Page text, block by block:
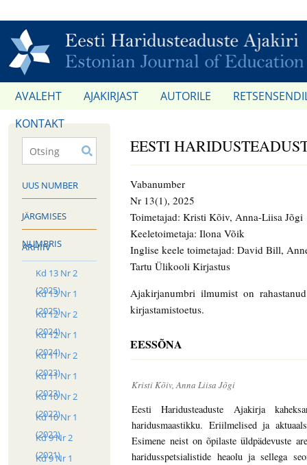
AVALEHT AJAKIRJAST AUTORILE
KONTAKT
UUS NUMBER
JÄRGMISES
NUMBRIS
ARHIIV
Kd 13 Nr 2
(2025)
Kd 13 Nr 1
(2025)
Kd 12 Nr 2
(2024)
Kd 12 Nr 1
(2024)
Kd 11 Nr 2
(2023)
Kd 11 Nr 1
(2023)
Kd 10 Nr 2
(2022)
Kd 10 Nr 1
(2022)
Kd 9 Nr 2
(2021)
Kd 9 Nr 1
EESTI
Vabanumber
Nr 13(1), 2025
Toimetajad: Kristi Kõiv, Anna-Liisa Jõgi
Keeletoimetaja: Ilona Võik
Inglise keele toimetajad: David Bill,
Tartu Ülikooli Kirjastus
Ajakirjanumbri ilmumist on
kirjastamistoetus.
EESSÕNA
Kristi Kõiv, Anna Liisa Jõgi
Eesti Haridusteaduste Ajakirja
haridusmaastikku. Eriilmelised ja
Esimene neist on õpilaste üldpädevuste
haridusspetsialistide heaolu ja sellega